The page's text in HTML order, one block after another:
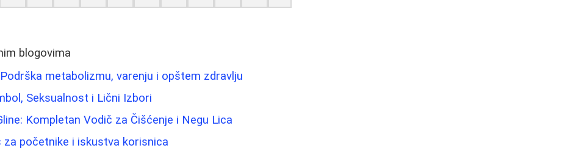
blogovima
metabolizmu, varenju i opštem zdravlju
Seksualnost i Lični Izbori
Kompletan Vodič za Čišćenje i Negu Lica
za početnike i iskustva korisnica